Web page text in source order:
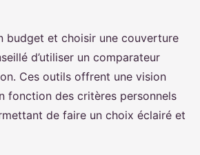
budget et choisir une couverture
d’utiliser un comparateur
Ces outils offrent une vision
fonction des critères personnels
de faire un choix éclairé et